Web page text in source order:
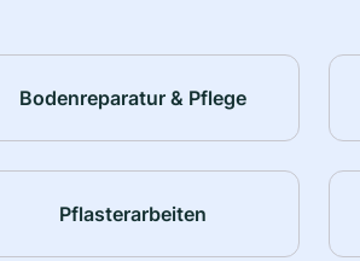
Bodenreparatur & Pflege
Pflasterarbeiten